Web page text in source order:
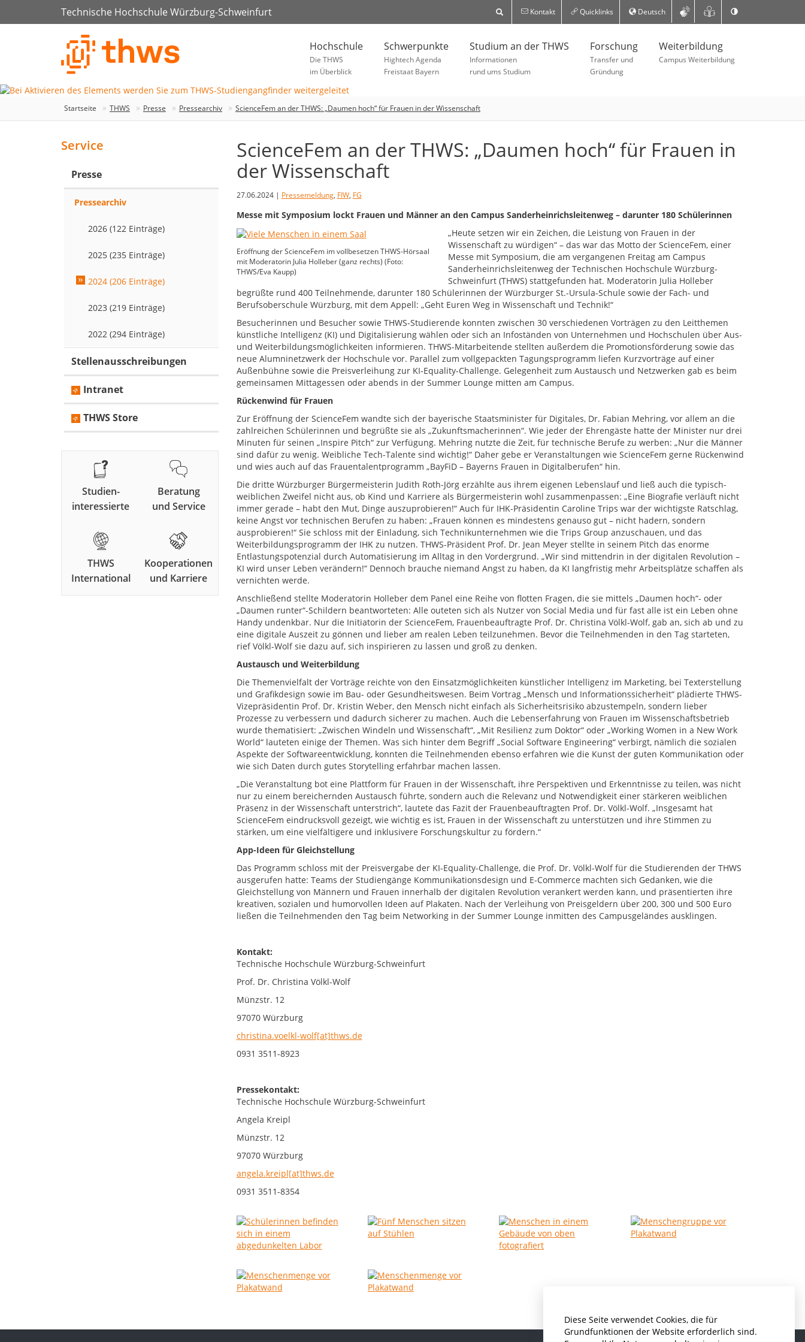
Diese Seite verwendet Cookies, die für
Grundfunktionen der Website erforderlich sind.
Technische Hochschule Würzburg-Schweinfurt Kontakt Quicklinks Deutsch
Hochschule
Die THWS
im Überblick
Schwerpunkte
Hightech Agenda
Freistaat Bayern
Studium an der THWS
Informationen
rund ums Studium
Forschung
Transfer und
Gründung
Weiterbildung
Campus Weiterbildung
Startseite THWS Presse Pressearchiv ScienceFem an der THWS: „Daumen hoch“ für Frauen in der Wissenschaft
ScienceFem an der THWS: „Daumen hoch“ für Frauen in
der Wissenschaft
27.06.2024 | Pressemeldung, FIW, FG
Messe mit Symposium lockt Frauen und Männer an den Campus Sanderheinrichsleitenweg – darunter 180 Schülerinnen
Eröffnung der ScienceFem im vollbesetzen THWS-Hörsaal
mit Moderatorin Julia Holleber (ganz rechts) (Foto:
THWS/Eva Kaupp)
„Heute setzen wir ein Zeichen, die Leistung von Frauen in der
Wissenschaft zu würdigen“ – das war das Motto der ScienceFem, einer
Messe mit Symposium, die am vergangenen Freitag am Campus
Sanderheinrichsleitenweg der Technischen Hochschule Würzburg-
Schweinfurt (THWS) stattgefunden hat. Moderatorin Julia Holleber
begrüßte rund 400 Teilnehmende, darunter 180 Schülerinnen der Würzburger St.-Ursula-Schule sowie der Fach- und
Berufsoberschule Würzburg, mit dem Appell: „Geht Euren Weg in Wissenschaft und Technik!“
Besucherinnen und Besucher sowie THWS-Studierende konnten zwischen 30 verschiedenen Vorträgen zu den Leitthemen
künstliche Intelligenz (KI) und Digitalisierung wählen oder sich an Infoständen von Unternehmen und Hochschulen über Aus-
und Weiterbildungsmöglichkeiten informieren. THWS-Mitarbeitende stellten außerdem die Promotionsförderung sowie das
neue Alumninetzwerk der Hochschule vor. Parallel zum vollgepackten Tagungsprogramm liefen Kurzvorträge auf einer
Außenbühne sowie die Preisverleihung zur KI-Equality-Challenge. Gelegenheit zum Austausch und Netzwerken gab es beim
gemeinsamen Mittagessen oder abends in der Summer Lounge mitten am Campus.
Rückenwind für Frauen
Zur Eröffnung der ScienceFem wandte sich der bayerische Staatsminister für Digitales, Dr. Fabian Mehring, vor allem an die
zahlreichen Schülerinnen und begrüßte sie als „Zukunftsmacherinnen“. Wie jeder der Ehrengäste hatte der Minister nur drei
Minuten für seinen „Inspire Pitch“ zur Verfügung. Mehring nutzte die Zeit, für technische Berufe zu werben: „Nur die Männer
sind dafür zu wenig. Weibliche Tech-Talente sind wichtig!“ Daher gebe er Veranstaltungen wie ScienceFem gerne Rückenwind
und wies auch auf das Frauentalentprogramm „BayFiD – Bayerns Frauen in Digitalberufen“ hin.
Die dritte Würzburger Bürgermeisterin Judith Roth-Jörg erzählte aus ihrem eigenen Lebenslauf und ließ auch die typisch-
weiblichen Zweifel nicht aus, ob Kind und Karriere als Bürgermeisterin wohl zusammenpassen: „Eine Biografie verläuft nicht
immer gerade – habt den Mut, Dinge auszuprobieren!“ Auch für IHK-Präsidentin Caroline Trips war der wichtigste Ratschlag,
keine Angst vor technischen Berufen zu haben: „Frauen können es mindestens genauso gut – nicht hadern, sondern
ausprobieren!“ Sie schloss mit der Einladung, sich Technikunternehmen wie die Trips Group anzuschauen, und das
Weiterbildungsprogramm der IHK zu nutzen. THWS-Präsident Prof. Dr. Jean Meyer stellte in seinem Pitch das enorme
Entlastungspotenzial durch Automatisierung im Alltag in den Vordergrund. „Wir sind mittendrin in der digitalen Revolution –
KI wird unser Leben verändern!“ Dennoch brauche niemand Angst zu haben, da KI langfristig mehr Arbeitsplätze schaffen als
vernichten werde.
Anschließend stellte Moderatorin Holleber dem Panel eine Reihe von flotten Fragen, die sie mittels „Daumen hoch“- oder
„Daumen runter“-Schildern beantworteten: Alle outeten sich als Nutzer von Social Media und für fast alle ist ein Leben ohne
Handy undenkbar. Nur die Initiatorin der ScienceFem, Frauenbeauftragte Prof. Dr. Christina Völkl-Wolf, gab an, sich ab und zu
eine digitale Auszeit zu gönnen und lieber am realen Leben teilzunehmen. Bevor die Teilnehmenden in den Tag starteten,
rief Völkl-Wolf sie dazu auf, sich inspirieren zu lassen und groß zu denken.
Austausch und Weiterbildung
Die Themenvielfalt der Vorträge reichte von den Einsatzmöglichkeiten künstlicher Intelligenz im Marketing, bei Texterstellung
und Grafikdesign sowie im Bau- oder Gesundheitswesen. Beim Vortrag „Mensch und Informationssicherheit“ plädierte THWS-
Vizepräsidentin Prof. Dr. Kristin Weber, den Mensch nicht einfach als Sicherheitsrisiko abzustempeln, sondern lieber
Prozesse zu verbessern und dadurch sicherer zu machen. Auch die Lebenserfahrung von Frauen im Wissenschaftsbetrieb
wurde thematisiert: „Zwischen Windeln und Wissenschaft“, „Mit Resilienz zum Doktor“ oder „Working Women in a New Work
World“ lauteten einige der Themen. Was sich hinter dem Begriff „Social Software Engineering“ verbirgt, nämlich die sozialen
Aspekte der Softwareentwicklung, konnten die Teilnehmenden ebenso erfahren wie die Kunst der guten Kommunikation oder
wie sich Daten durch gutes Storytelling erfahrbar machen lassen.
„Die Veranstaltung bot eine Plattform für Frauen in der Wissenschaft, ihre Perspektiven und Erkenntnisse zu teilen, was nicht
nur zu einem bereichernden Austausch führte, sondern auch die Relevanz und Notwendigkeit einer stärkeren weiblichen
Präsenz in der Wissenschaft unterstrich“, lautete das Fazit der Frauenbeauftragten Prof. Dr. Völkl-Wolf. „Insgesamt hat
ScienceFem eindrucksvoll gezeigt, wie wichtig es ist, Frauen in der Wissenschaft zu unterstützen und ihre Stimmen zu
stärken, um eine vielfältigere und inklusivere Forschungskultur zu fördern.“
App-Ideen für Gleichstellung
Das Programm schloss mit der Preisvergabe der KI-Equality-Challenge, die Prof. Dr. Völkl-Wolf für die Studierenden der THWS
ausgerufen hatte: Teams der Studiengänge Kommunikationsdesign und E-Commerce machten sich Gedanken, wie die
Gleichstellung von Männern und Frauen innerhalb der digitalen Revolution verankert werden kann, und präsentierten ihre
kreativen, sozialen und humorvollen Ideen auf Plakaten. Nach der Verleihung von Preisgeldern über 200, 300 und 500 Euro
ließen die Teilnehmenden den Tag beim Networking in der Summer Lounge inmitten des Campusgeländes ausklingen.
Kontakt:
Technische Hochschule Würzburg-Schweinfurt
Prof. Dr. Christina Völkl-Wolf
Münzstr. 12
97070 Würzburg
christina.voelkl-wolf[at]thws.de
0931 3511-8923
Pressekontakt:
Technische Hochschule Würzburg-Schweinfurt
Angela Kreipl
Münzstr. 12
97070 Würzburg
angela.kreipl[at]thws.de
0931 3511-8354
Service
Presse
Pressearchiv
2026 (122 Einträge)
2025 (235 Einträge)
2024 (206 Einträge)
2023 (219 Einträge)
2022 (294 Einträge)
Stellenausschreibungen
Intranet
THWS Store
Studien-
interessierte
Beratung
und Service
THWS
International
Kooperationen
und Karriere